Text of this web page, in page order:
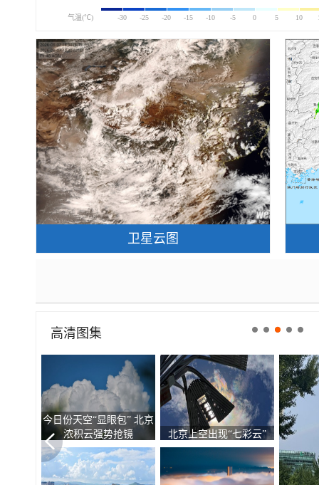
气温(℃) -30 -25 -20 -15 -10 -5 0 5 10
卫星云图
高清图集
今日份天空“显眼包” 北京
浓积云强势抢镜
北京上空出现“七彩云”